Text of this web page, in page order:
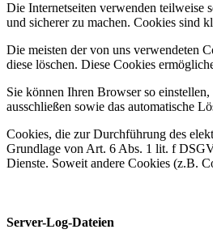
Die Internetseiten verwenden teilweise
und sicherer zu machen. Cookies sind
Die meisten der von uns verwendeten
diese löschen. Diese Cookies
Sie können Ihren Browser so
ausschließen sowie das automatische
Cookies, die zur Durchführung des
Grundlage von Art. 6 Abs. 1 lit. f
Dienste. Soweit andere Cookies (z.B.
Server-Log-Dateien